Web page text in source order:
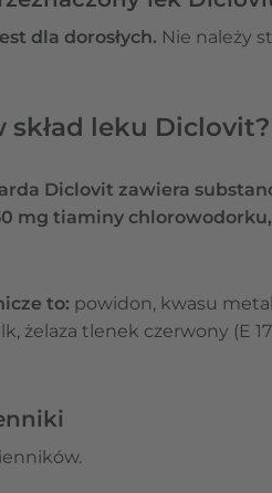
dla dorosłych. Nie należy
skład leku Diclovit?
Diclovit zawiera
mg tiaminy
to: powidon, kwasu
żelaza tlenek czerwony (E